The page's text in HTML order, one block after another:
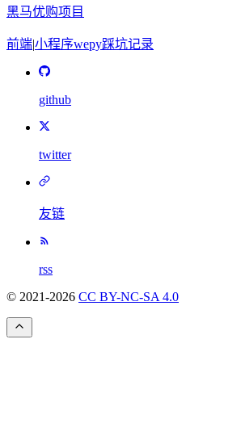
黑马优购项目
前端|小程序wepy踩坑记录
github
twitter
友链
rss
© 2021-2026 CC BY-NC-SA 4.0